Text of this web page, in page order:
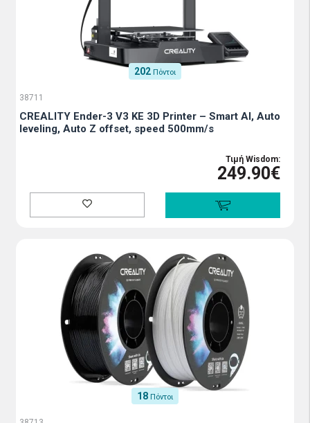
202 Πόντοι
38711
CREALITY Ender-3 V3 KE 3D Printer – Smart AI, Auto
leveling, Auto Z offset, speed 500mm/s
Τιμή Wisdom:
249.90€
18 Πόντοι